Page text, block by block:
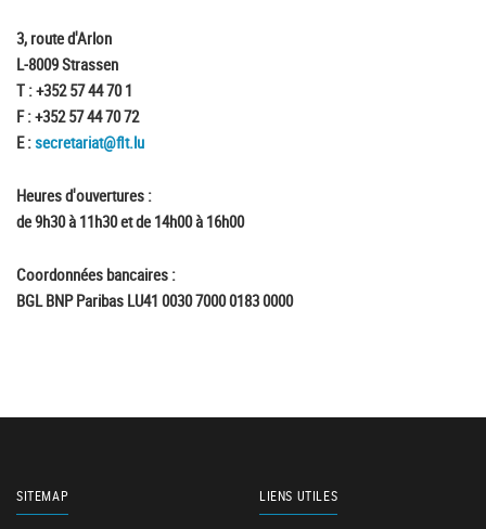
3, route d'Arlon
L-8009 Strassen
T : +352 57 44 70 1
F : +352 57 44 70 72
E :secretariat@flt.lu
Heures d'ouvertures :
de 9h30 à 11h30 et de 14h00 à 16h00
Coordonnées bancaires :
BGL BNP Paribas LU41 0030 7000 0183 0000
SITEMAP LIENS UTILES